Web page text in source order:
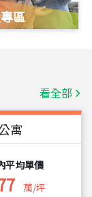
區
看全部
寓
平均單價
萬/坪